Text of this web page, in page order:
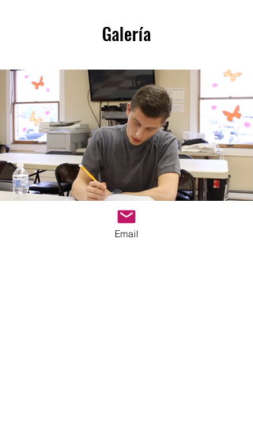
Galería
Email